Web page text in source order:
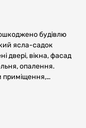
будівлю
ясла-садок
двері, вікна, фасад
опалення.
приміщення,
до I
середньозваженим